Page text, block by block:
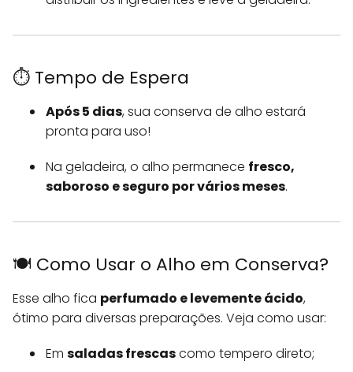
⏱️ Tempo de Espera
Após 5 dias, sua conserva de alho estará
pronta para uso!
Na geladeira, o alho permanece fresco,
saboroso e seguro por vários meses.
🍽️ Como Usar o Alho em Conserva?
Esse alho fica perfumado e levemente ácido,
ótimo para diversas preparações. Veja como usar:
Em saladas frescascomo tempero direto;